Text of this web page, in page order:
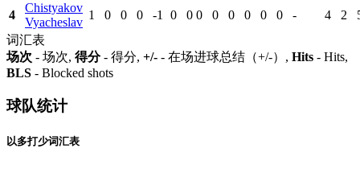
4
Chistyakov
Vyacheslav
1 0 0 0 -1 0 0 0 0 0 0 0 0 - 4 2
词汇表
场次 - 场次, 得分- 得分, +/- - 在场进球总结（+/-）, Hits - Hits,
BLS - Blocked shots
球队统计
以多打少词汇表